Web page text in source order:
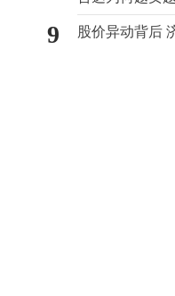
9 股价异动背后